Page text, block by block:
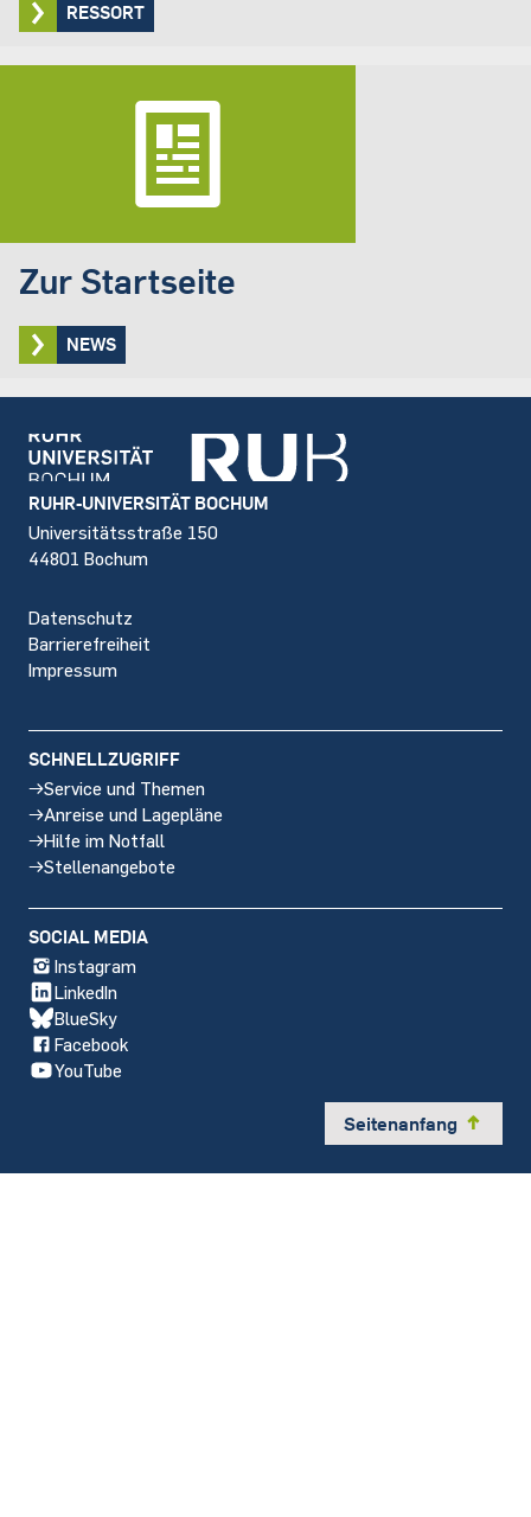
RESSORT
Zur Startseite
NEWS
Footer
RUHR-UNIVERSITÄT BOCHUM
Universitätsstraße 150
44801 Bochum
Datenschutz
Barrierefreiheit
Impressum
SCHNELLZUGRIFF
Service und Themen
Anreise und Lagepläne
Hilfe im Notfall
Stellenangebote
SOCIAL MEDIA
Instagram
LinkedIn
BlueSky
Facebook
YouTube
Seitenanfang y